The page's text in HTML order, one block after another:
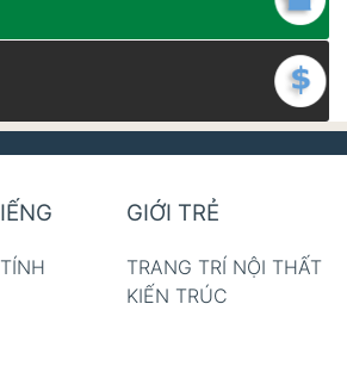
GIỚI TRẺ
TRANG TRÍ NỘI THẤT
KIẾN TRÚC